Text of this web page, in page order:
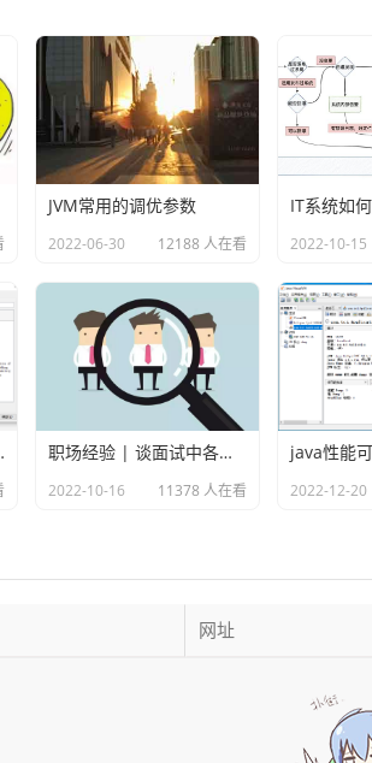
JVM常用的调优参数
2022-06-30 12188 人在看 2022-10-15
Visual GC 职场经验 | 谈面试中各种各样的坑
2022-10-16 11378 人在看 2022-12-20